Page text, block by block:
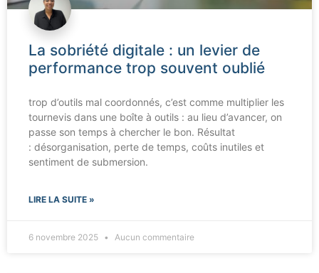
La sobriété digitale : un levier de
performance trop souvent oublié
trop d’outils mal coordonnés, c’est comme multiplier les
tournevis dans une boîte à outils : au lieu d’avancer, on
passe son temps à chercher le bon. Résultat
: désorganisation, perte de temps, coûts inutiles et
sentiment de submersion.
LIRE LA SUITE »
6 novembre 2025 Aucun commentaire